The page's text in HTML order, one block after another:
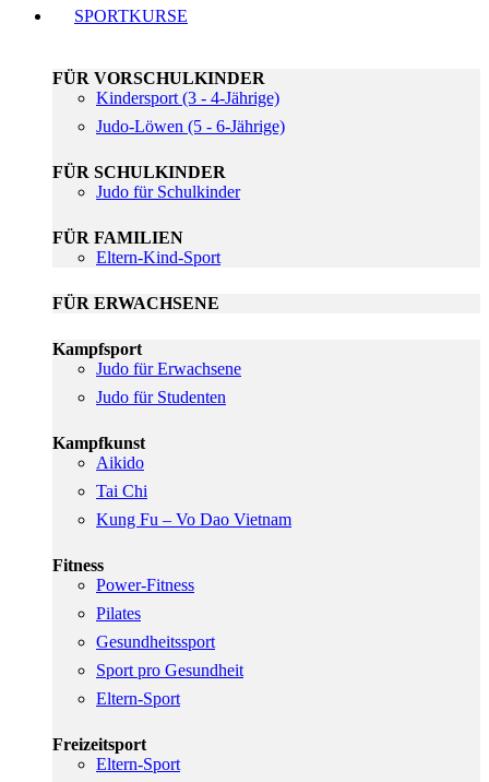
SPORTKURSE
FÜR VORSCHULKINDER
Kindersport (3 - 4-Jährige)
Judo-Löwen (5 - 6-Jährige)
FÜR SCHULKINDER
Judo für Schulkinder
FÜR FAMILIEN
Eltern-Kind-Sport
FÜR ERWACHSENE
Kampfsport
Judo für Erwachsene
Judo für Studenten
Kampfkunst
Aikido
Tai Chi
Kung Fu – Vo Dao Vietnam
Fitness
Power-Fitness
Pilates
Gesundheitssport
Sport pro Gesundheit
Eltern-Sport
Freizeitsport
Eltern-Sport